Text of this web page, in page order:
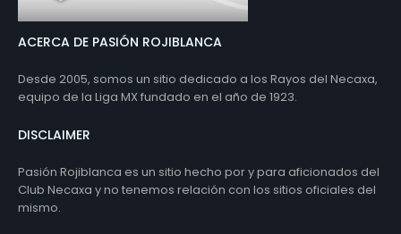
ACERCA DE PASIÓN ROJIBLANCA
Desde 2005, somos un sitio dedicado a los Rayos del Necaxa,
equipo de la Liga MX fundado en el año de 1923.
DISCLAIMER
Pasión Rojiblanca es un sitio hecho por y para aficionados del
Club Necaxa y no tenemos relación con los sitios oficiales del
mismo.